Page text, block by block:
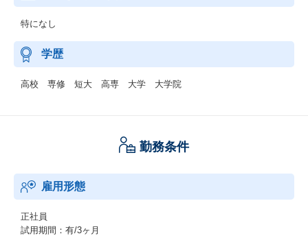
特になし
学歴
高校 専修 短大 高専 大学 大学院
勤務条件
雇用形態
正社員
試用期間：有/3ヶ月